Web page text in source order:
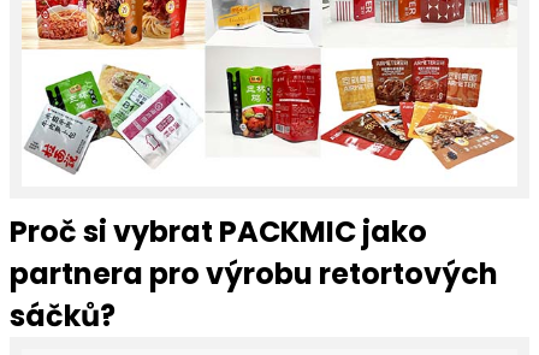
Proč si vybrat PACKMIC jako
partnera pro výrobu retortových
sáčků?